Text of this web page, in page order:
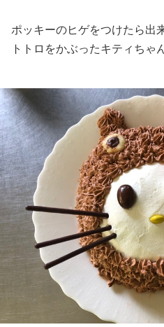
ポッキーのヒゲをつけたら出
トトロをかぶったキティちゃ